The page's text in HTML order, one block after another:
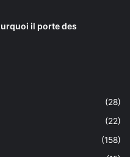
il porte des
(28)
(22)
(158)